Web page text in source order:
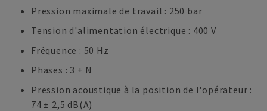
Pression maximale de travail : 250 bar
Tension d'alimentation électrique : 400 V
Fréquence : 50 Hz
Phases : 3 + N
Pression acoustique à la position de l'opérateur :
74 ± 2,5 dB(A)